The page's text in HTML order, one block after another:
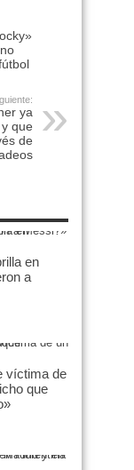
ya
que
de
en
a
víctima de
que